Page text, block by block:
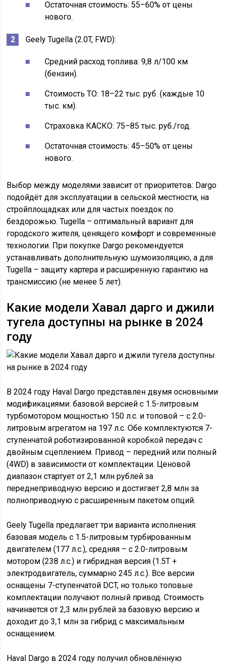
Остаточная стоимость: 55–60% от цены
нового.
Geely Tugella (2.0T, FWD):
Средний расход топлива: 9,8 л/100 км
(бензин).
Стоимость ТО: 18–22 тыс. руб. (каждые 10
тыс. км).
Страховка КАСКО: 75–85 тыс. руб./год.
Остаточная стоимость: 45–50% от цены
нового.
Выбор между моделями зависит от приоритетов: Dargo
подойдёт для эксплуатации в сельской местности, на
стройплощадках или для частых поездок по
бездорожью. Tugella – оптимальный вариант для
городского жителя, ценящего комфорт и современные
технологии. При покупке Dargo рекомендуется
устанавливать дополнительную шумоизоляцию, а для
Tugella – защиту картера и расширенную гарантию на
трансмиссию (не менее 5 лет).
Какие модели Хавал дарго и джили
тугела доступны на рынке в 2024
году
В 2024 году Haval Dargo представлен двумя основными
модификациями: базовой версией с 1.5-литровым
турбомотором мощностью 150 л.с. и топовой – с 2.0-
литровым агрегатом на 197 л.с. Обе комплектуются 7-
ступенчатой роботизированной коробкой передач с
двойным сцеплением. Привод – передний или полный
(4WD) в зависимости от комплектации. Ценовой
диапазон стартует от 2,1 млн рублей за
переднеприводную версию и достигает 2,8 млн за
полноприводную с расширенным пакетом опций.
Geely Tugella предлагает три варианта исполнения:
базовая модель с 1.5-литровым турбированным
двигателем (177 л.с.), средняя – с 2.0-литровым
мотором (238 л.с.) и гибридная версия (1.5T +
электродвигатель, суммарно 245 л.с.). Все версии
оснащены 7-ступенчатой DCT, но только топовые
комплектации получают полный привод. Стоимость
начинается от 2,3 млн рублей за базовую версию и
доходит до 3,1 млн за гибрид с максимальным
оснащением.
Haval Dargo в 2024 году получил обновлённую